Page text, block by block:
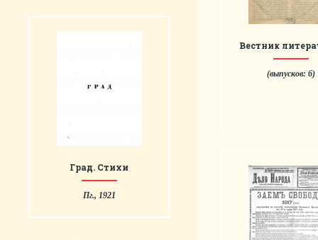
Град. Стихи
Пг., 1921
Вестник
(выпусков: 6)